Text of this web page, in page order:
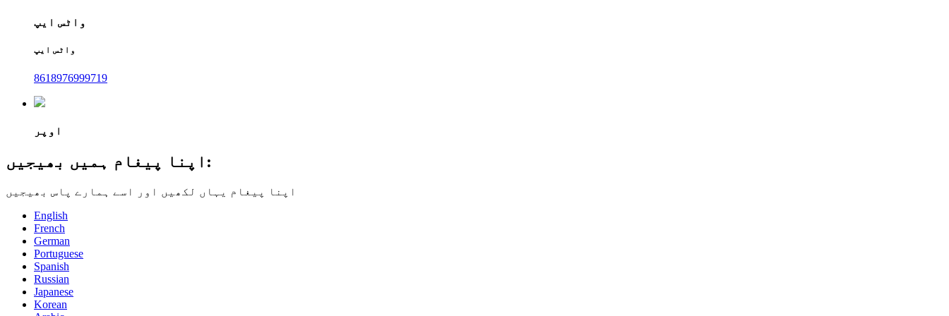
واٹس ایپ
واٹس ایپ
8618976999719
اوپر
اپنا پیغام ہمیں بھیجیں:
اپنا پیغام یہاں لکھیں اور اسے ہمارے پاس بھیجیں
English
French
German
Portuguese
Spanish
Russian
Japanese
Korean